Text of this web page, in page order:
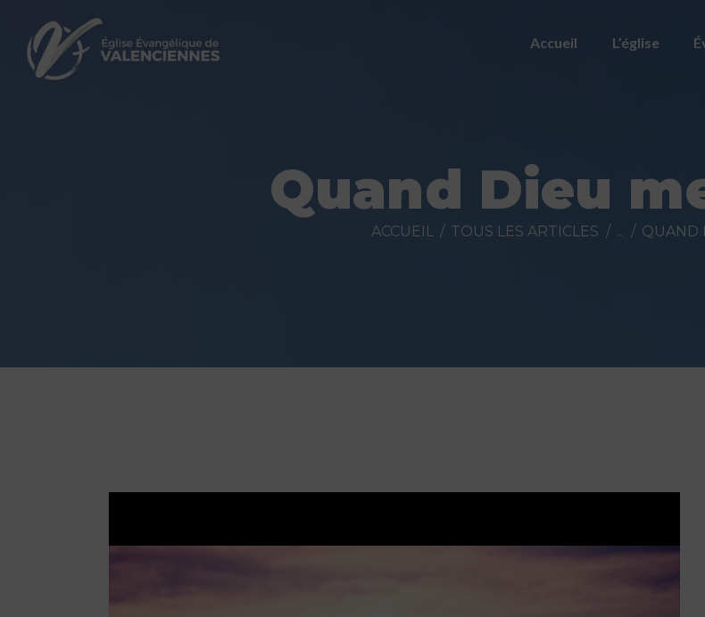
Accueil L’église
Quand Dieu
ACCUEIL TOUS LES ARTICLES ... QUAND
PRÉDICATIONS
NOUS
CONTACTER